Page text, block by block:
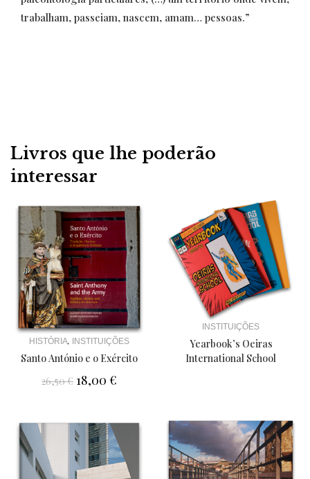
trabalham, passeiam, nascem, amam… pessoas.”
Livros que lhe poderão
interessar
HISTÓRIA, INSTITUIÇÕES
Santo António e o Exército
26,50€ 18,00 €
INSTITUIÇÕES
Yearbook’s Oeiras
International School